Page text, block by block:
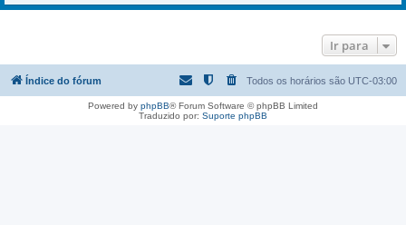
Ir para
Índice do fórum Todos os horários são UTC-03:00
Powered by phpBB® Forum Software © phpBB Limited
Traduzido por: Suporte phpBB